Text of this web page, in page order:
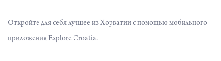
Откройте для себя лучшее из Хорватии с помощью мобильного
приложения Explore Croatia.